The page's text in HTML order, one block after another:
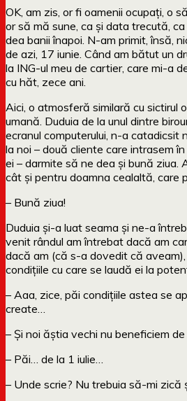
OK, am zis, or fi oamenii ocupați, o
or să mă sune, ca și data trecută,
dea banii înapoi. N-am primit, însă,
de azi, 17 iunie. Când am bătut un
la ING-ul meu de cartier, care mi-a
cu hăt, zece ani.
Aici, o atmosferă similară cu sictirul
umană. Duduia de la unul dintre
ecranul computerului, n-a catadicsit
la noi – două cliente care intrasem
ei – darmite să ne dea și bună ziua.
cât și pentru doamna cealaltă, care
– Bună ziua!
Duduia și-a luat seama și ne-a
venit rândul am întrebat dacă am
dacă am (că s-a dovedit că
condițiile cu care se laudă ei la
– Aaa, zice, păi condițiile astea se
create…
– Și noi ăștia vechi nu beneficiem de
– Păi… de la 1 iulie…
– Unde scrie? Nu trebuia să-mi zică